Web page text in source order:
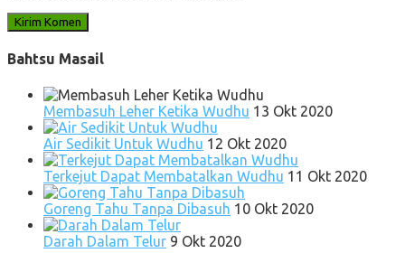
Bahtsu Masail
Membasuh Leher Ketika Wudhu 13 Okt 2020
Air Sedikit Untuk Wudhu 12 Okt 2020
Terkejut Dapat Membatalkan Wudhu 11 Okt 2020
Goreng Tahu Tanpa Dibasuh 10 Okt 2020
Darah Dalam Telur 9 Okt 2020